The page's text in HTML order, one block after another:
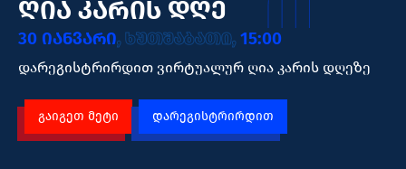
ღია კარის დღე
30 იანვარი, ხუთშაბათი,15:00
დარეგისტრირდით ვირტუალურ ღია კარის დღეზე
გაიგეთ მეტი დარეგისტრირდით